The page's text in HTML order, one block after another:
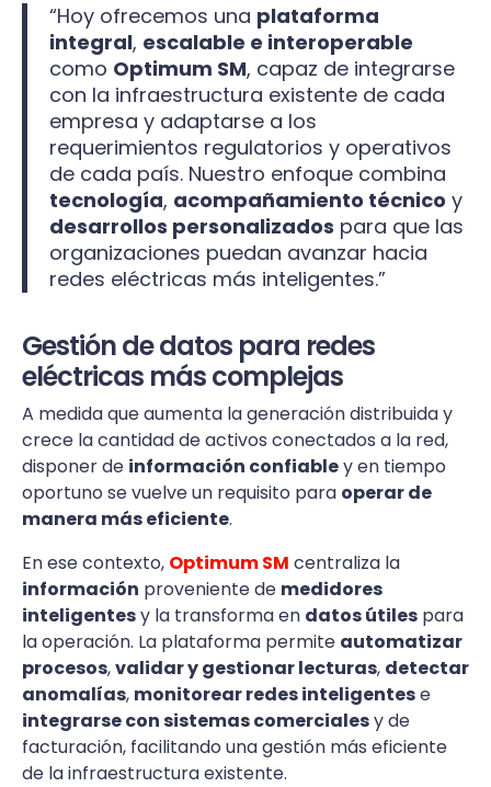
“Hoy ofrecemos una plataforma
integral, escalable e interoperable
como Optimum SM, capaz de integrarse
con la infraestructura existente de cada
empresa y adaptarse a los
requerimientos regulatorios y operativos
de cada país. Nuestro enfoque combina
tecnología, acompañamiento técnico y
desarrollos personalizados para que las
organizaciones puedan avanzar hacia
redes eléctricas más inteligentes.”
Gestión de datos para redes
eléctricas más complejas
A medida que aumenta la generación distribuida y
crece la cantidad de activos conectados a la red,
disponer de información confiabley en tiempo
oportuno se vuelve un requisito para operar de
manera más eficiente.
En ese contexto, Optimum SM centraliza la
información proveniente de medidores
inteligentesy la transforma en datos útiles para
la operación. La plataforma permite automatizar
procesos,validar y gestionar lecturas, detectar
anomalías, monitorear redes inteligentese
integrarse con sistemas comercialesy de
facturación, facilitando una gestión más eficiente
de la infraestructura existente.